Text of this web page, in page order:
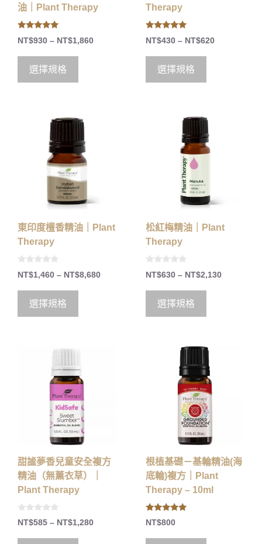
油｜Plant Therapy
5.00
out of 5
NT$930 – NT$1,860
選擇規格
Therapy
5.00
out of 5
NT$430 – NT$620
選擇規格
東印度檀香精油｜Plant
Therapy
0
o
t
5
NT$1,460 – NT$8,680
選擇規格
松紅梅精油｜Plant
Therapy
0
o
t
5
NT$630 – NT$2,130
選擇規格
甜謐夢香兒童安全複方
精油（無薰衣草）｜
Plant Therapy
0
oNT$585 – NT$1,280
根植基礎－基輪精油(海
底輪)複方｜Plant
Therapy – 10ml
5.00
out of 5
NT$800